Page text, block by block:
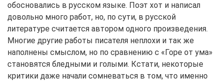
обосновались в русском языке. Поэт хот и написал
довольно много работ, но, по сути, в русской
литературе считается автором одного произведения.
Многие другие работы писателя неплохи и так же
наполнены смыслом, но по сравнению с «Горе от ума»
становятся бледными и голыми. Кстати, некоторые
критики даже начали сомневаться в том, что именно